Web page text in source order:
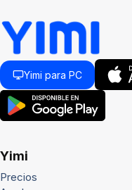
Yimi para PC
Yimi
Precios